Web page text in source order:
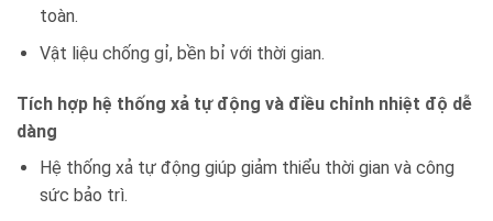
toàn.
Vật liệu chống gỉ, bền bỉ với thời gian.
Tích hợp hệ thống xả tự động và điều chỉnh nhiệt độ dễ
dàng
Hệ thống xả tự động giúp giảm thiểu thời gian và công
sức bảo trì.